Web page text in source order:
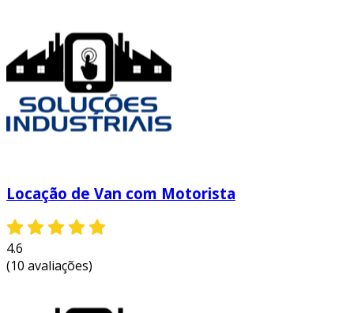
Locação de Van com Motorista
4.6
(10 avaliações)